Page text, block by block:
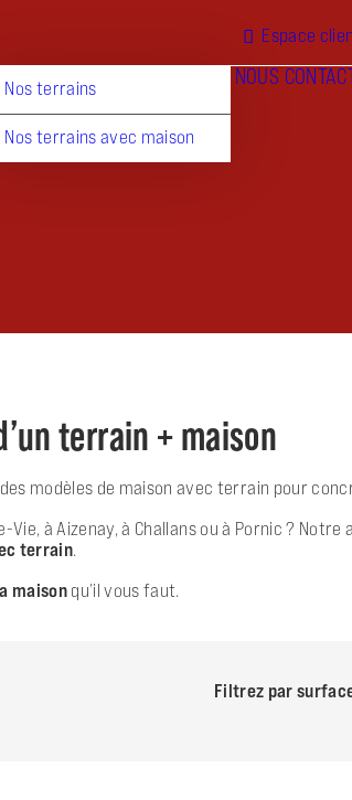
Espace
Nos terrains
Nos terrains avec maison
NOUS
terrain + maison
modèles de maison avec terrain pour
à Aizenay, à Challans ou à Pornic ?
terrain.
maisonqu’il vous faut.
Filtrez par